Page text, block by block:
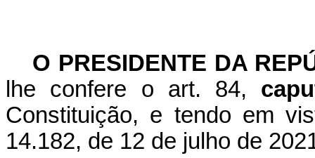
O PRESIDENTE DA
lhe confere o art. 84,
Constituição, e tendo em
14.182, de 12 de julho de